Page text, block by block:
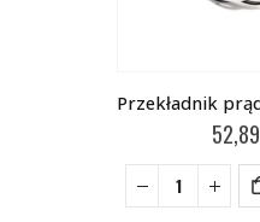
52,89